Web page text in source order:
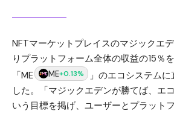
NFTマーケットプレイスのマジックエ
りプラットフォーム全体の収益の15％
「ME
ME+0.13%
」のエコシステム
した。「マジックエデンが勝てば、エ
いう目標を掲げ、ユーザーとプラット